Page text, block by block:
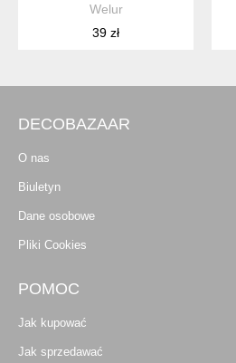
Welur
39 zł
DECOBAZAAR
O nas
Biuletyn
Dane osobowe
Pliki Cookies
POMOC
Jak kupować
Jak sprzedawać